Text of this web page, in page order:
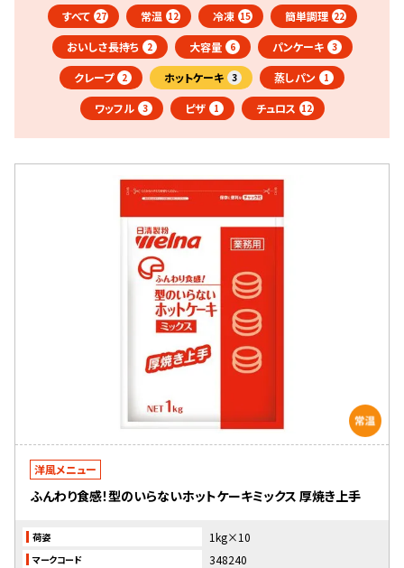
すべて 27 常温 12 冷凍 15 簡単調理 22
おいしさ長持ち 2 大容量 6 パンケーキ 3
クレープ 2 ホットケーキ 3 蒸しパン 1
ワッフル 3 ピザ 1 チュロス 12
洋風メニュー
ふんわり食感！型のいらないホットケーキミックス 厚焼き上手
荷姿 1kg×10
マークコード 348240